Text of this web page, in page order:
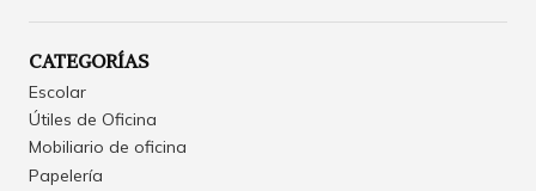
CATEGORÍAS
Escolar
Útiles de Oficina
Mobiliario de oficina
Papelería